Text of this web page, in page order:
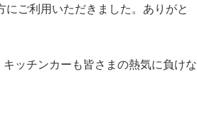
ご利用いただきました。ありがと
ッチンカーも皆さまの熱気に負けな